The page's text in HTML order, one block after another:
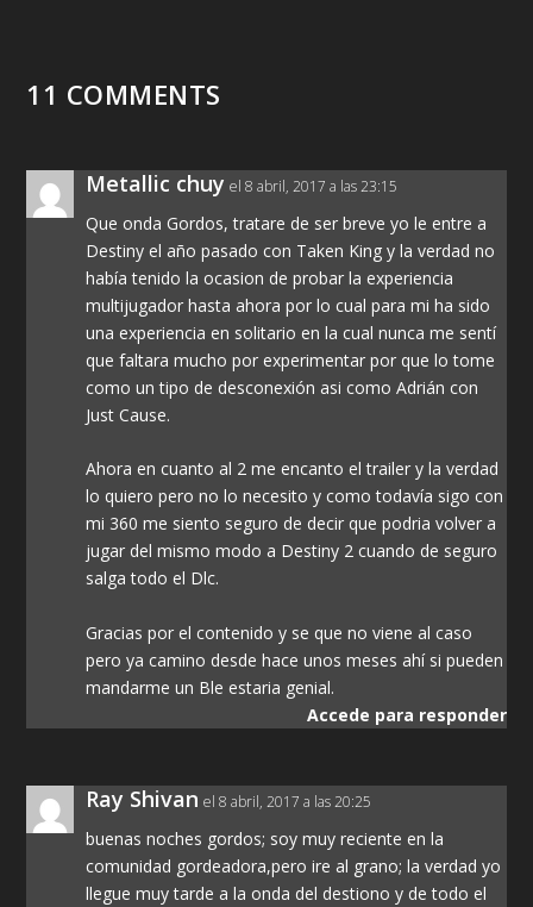
11 COMMENTS
Metallic chuy el 8 abril, 2017 a las 23:15
Que onda Gordos, tratare de ser breve yo le entre a
Destiny el año pasado con Taken King y la verdad no
había tenido la ocasion de probar la experiencia
multijugador hasta ahora por lo cual para mi ha sido
una experiencia en solitario en la cual nunca me sentí
que faltara mucho por experimentar por que lo tome
como un tipo de desconexión asi como Adrián con
Just Cause.
Ahora en cuanto al 2 me encanto el trailer y la verdad
lo quiero pero no lo necesito y como todavía sigo con
mi 360 me siento seguro de decir que podria volver a
jugar del mismo modo a Destiny 2 cuando de seguro
salga todo el Dlc.
Gracias por el contenido y se que no viene al caso
pero ya camino desde hace unos meses ahí si pueden
mandarme un Ble estaria genial.
Accede para responder
Ray Shivan el 8 abril, 2017 a las 20:25
buenas noches gordos; soy muy reciente en la
comunidad gordeadora,pero ire al grano; la verdad yo
llegue muy tarde a la onda del destiono y de todo el